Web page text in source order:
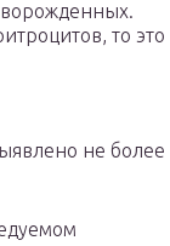
то это
не более